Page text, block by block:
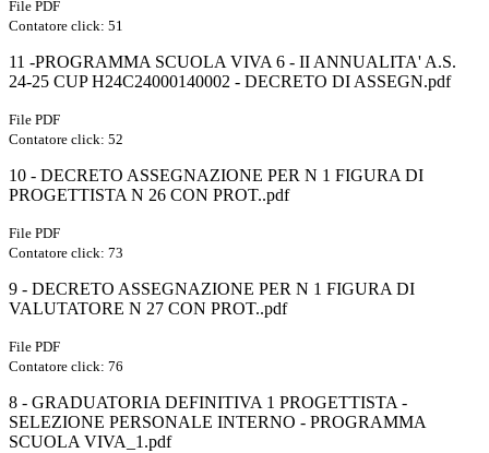
File PDF
Contatore click: 51
11 -PROGRAMMA SCUOLA VIVA 6 - II ANNUALITA' A.S.
24-25 CUP H24C24000140002 - DECRETO DI ASSEGN.pdf
File PDF
Contatore click: 52
10 - DECRETO ASSEGNAZIONE PER N 1 FIGURA DI
PROGETTISTA N 26 CON PROT..pdf
File PDF
Contatore click: 73
9 - DECRETO ASSEGNAZIONE PER N 1 FIGURA DI
VALUTATORE N 27 CON PROT..pdf
File PDF
Contatore click: 76
8 - GRADUATORIA DEFINITIVA 1 PROGETTISTA -
SELEZIONE PERSONALE INTERNO - PROGRAMMA
SCUOLA VIVA_1.pdf